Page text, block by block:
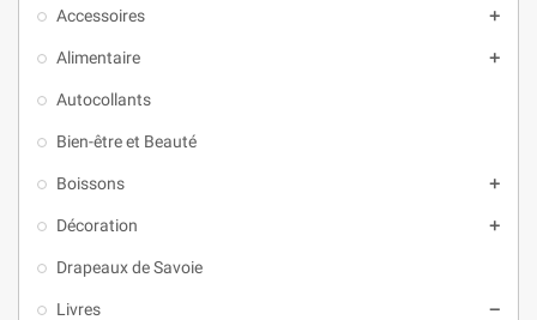
Accessoires 
Alimentaire 
Autocollants
Bien-être et Beauté
Boissons 
Décoration 
Drapeaux de Savoie
Livres 